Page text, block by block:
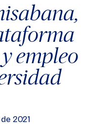
empleo
2021